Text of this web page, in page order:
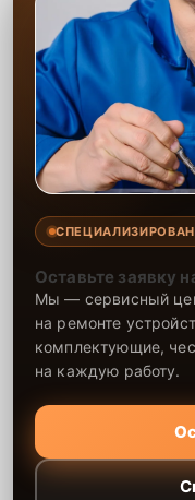
Оставьте заявку
Мы — сервисный
на ремонте
комплектующие,
на каждую работу.